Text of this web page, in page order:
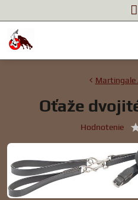
Martingale
Oťaže
Hodnotenie